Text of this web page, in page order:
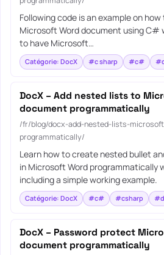
Following code is an example on
Microsoft Word document using C#
to have Microsoft…
Catégorie: DocX #c sharp #c#
DocX – Add nested lists to
document programmatically
/fr/blog/docx-add-nested-lists-
programmatically/
Learn how to create nested bullet
in Microsoft Word programmatically
including a simple working example.
Catégorie: DocX #c# #csharp
DocX – Password protect
document programmatically